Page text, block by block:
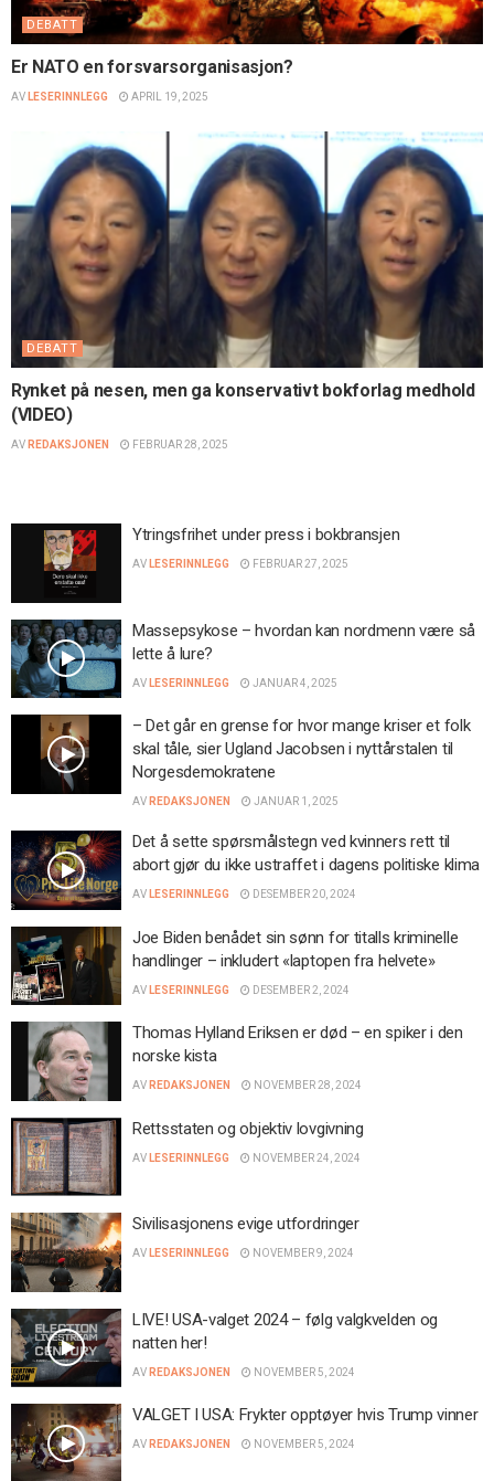
DEBATT
Er NATO en forsvarsorganisasjon?
AV LESERINNLEGG APRIL 19, 2025
DEBATT
Rynket på nesen, men ga konservativt bokforlag medhold
(VIDEO)
AV REDAKSJONEN FEBRUAR 28, 2025
Ytringsfrihet under press i bokbransjen
AV LESERINNLEGG FEBRUAR 27, 2025
Massepsykose – hvordan kan nordmenn være så
lette å lure?
AV LESERINNLEGG JANUAR 4, 2025
– Det går en grense for hvor mange kriser et folk
skal tåle, sier Ugland Jacobsen i nyttårstalen til
Norgesdemokratene
AV REDAKSJONEN JANUAR 1, 2025
Det å sette spørsmålstegn ved kvinners rett til
abort gjør du ikke ustraffet i dagens politiske klima
AV LESERINNLEGG DESEMBER 20, 2024
Joe Biden benådet sin sønn for titalls kriminelle
handlinger – inkludert «laptopen fra helvete»
AV LESERINNLEGG DESEMBER 2, 2024
Thomas Hylland Eriksen er død – en spiker i den
norske kista
AV REDAKSJONEN NOVEMBER 28, 2024
Rettsstaten og objektiv lovgivning
AV LESERINNLEGG NOVEMBER 24, 2024
Sivilisasjonens evige utfordringer
AV LESERINNLEGG NOVEMBER 9, 2024
LIVE! USA-valget 2024 – følg valgkvelden og
natten her!
AV REDAKSJONEN NOVEMBER 5, 2024
VALGET I USA: Frykter opptøyer hvis Trump vinner
AV REDAKSJONEN NOVEMBER 5, 2024